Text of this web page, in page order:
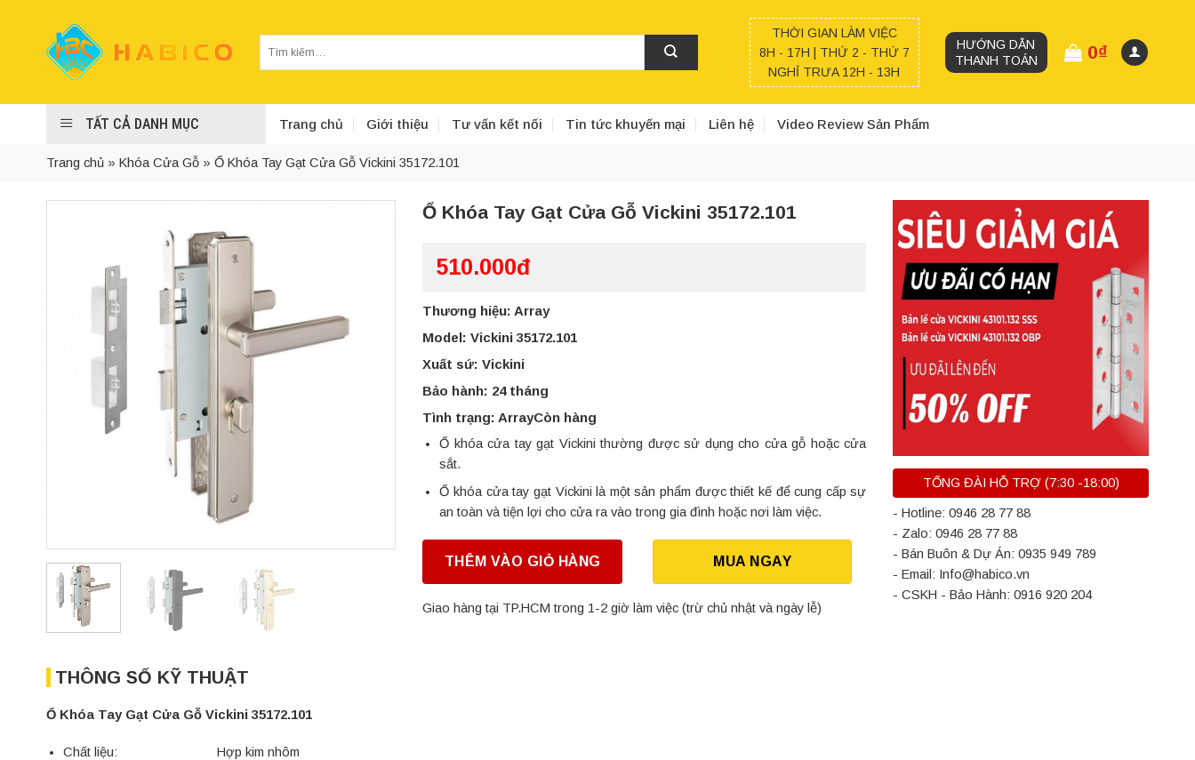
kiếm:
THỜI GIAN LÀM VIỆC
8H - 17H | THỨ 2 - THỨ 7
NGHỈ TRƯA 12H - 13H
HƯỚNG DẪN
THANH TOÁN
0₫
TẤT CẢ DANH MỤC Trang chủ Giới thiệu Tư vấn kết nối Tin tức khuyến mại Liên hệ Video Review Sản Phẩm
Trang chủ » Khóa Cửa Gỗ » Ổ Khóa Tay Gạt Cửa Gỗ Vickini 35172.101
Ổ Khóa Tay Gạt Cửa Gỗ Vickini 35172.101
510.000đ
Thương hiệu: Array
Model: Vickini 35172.101
Xuất sứ: Vickini
Bảo hành: 24 tháng
Tình trạng: ArrayCòn hàng
Ổ khóa cửa tay gạt Vickini thường được sử dụng cho cửa gỗ hoặc cửa
sắt.
Ổ khóa cửa tay gạt Vickini là một sản phẩm được thiết kế để cung cấp sự
an toàn và tiện lợi cho cửa ra vào trong gia đình hoặc nơi làm việc.
THÊM VÀO GIỎ HÀNG MUA NGAY
Giao hàng tại TP.HCM trong 1-2 giờ làm việc (trừ chủ nhật và ngày lễ)
TỔNG ĐÀI HỖ TRỢ (7:30 -18:00)
- Hotline: 0946 28 77 88
- Zalo: 0946 28 77 88
- Bán Buôn & Dự Án: 0935 949 789
- Email: Info@habico.vn
- CSKH - Bảo Hành: 0916 920 204
THÔNG SỐ KỸ THUẬT
Ổ Khóa Tay Gạt Cửa Gỗ Vickini 35172.101
Chất liệu: Hợp kim nhôm